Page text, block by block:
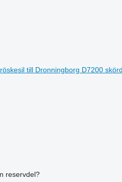
till Dronningborg D7200
reservdel?